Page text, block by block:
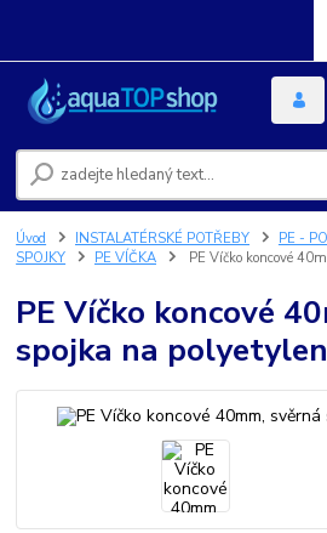
Úvod INSTALATÉRSKÉ POTŘEBY PE -
SPOJKY
PE VÍČKA PE Víčko koncové
PE Víčko koncové
spojka na polyetylen